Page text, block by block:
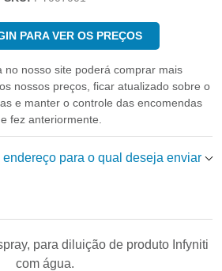
PARA VER OS PREÇOS
no nosso site poderá comprar mais
nossos preços, ficar atualizado sobre o
e manter o controle das encomendas
fez anteriormente.
endereço para o qual deseja enviar
para diluição de produto Infyniti
com água.